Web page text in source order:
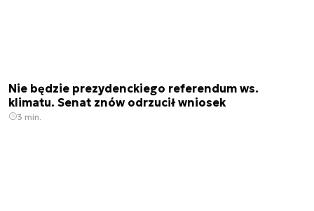
Nie będzie prezydenckiego referendum ws.
klimatu. Senat znów odrzucił wniosek
3 min.